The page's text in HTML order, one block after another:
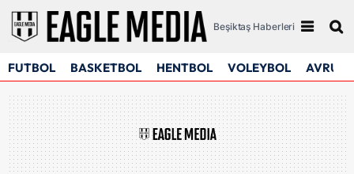
Beşiktaş Haberleri
FUTBOL BASKETBOL HENTBOL VOLEYBOL